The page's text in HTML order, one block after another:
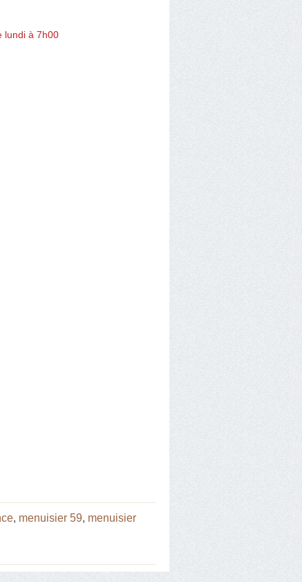
lundi à 7h00
, menuisier 59, menuisier